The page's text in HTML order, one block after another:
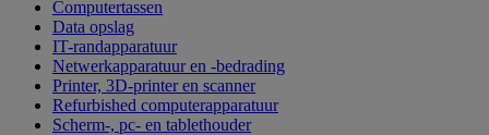
Computertassen
Data opslag
IT-randapparatuur
Netwerkapparatuur en -bedrading
Printer, 3D-printer en scanner
Refurbished computerapparatuur
Scherm-, pc- en tablethouder